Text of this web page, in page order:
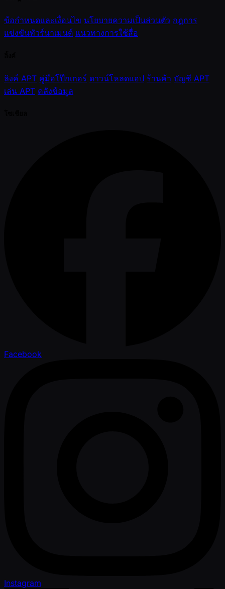
ข้อกำหนดและเงื่อนไข นโยบายความเป็นส่วนตัว กฎการ
แข่งขันทัวร์นาเมนต์ แนวทางการใช้สื่อ
ลิงค์ APT คู่มือโป๊กเกอร์ ดาวน์โหลดแอป ร้านค้า บัญชี APT
เล่น APT คลังข้อมูล
Facebook
Instagram